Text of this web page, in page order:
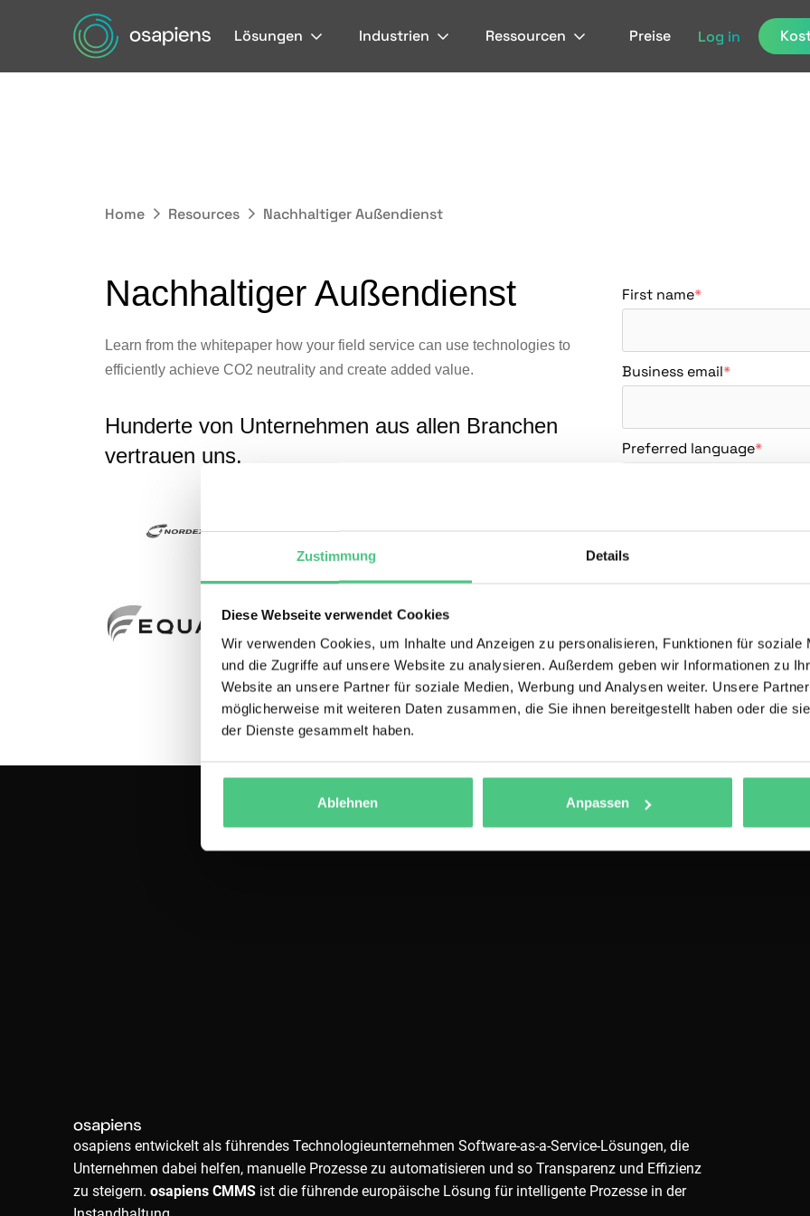
Zustimmung Details
Diese Webseite verwendet Cookies
Wir verwenden Cookies, um Inhalte und Anzeigen zu personalisieren, Funktionen für soziale
und die Zugriffe auf unsere Website zu analysieren. Außerdem geben wir Informationen zu
Website an unsere Partner für soziale Medien, Werbung und Analysen weiter. Unsere
möglicherweise mit weiteren Daten zusammen, die Sie ihnen bereitgestellt haben oder die
der Dienste gesammelt haben.
Ablehnen Anpassen
Lösungen Industrien Ressourcen Preise Log in
Home Resources Nachhaltiger Außendienst
Nachhaltiger Außendienst
Learn from the whitepaper how your field service can use technologies to
efficiently achieve CO2 neutrality and create added value.
Hunderte von Unternehmen aus allen Branchen
vertrauen uns.
First name*
Business email*
Preferred language*
I agree to receive the
newsletters with further
osapiens entwickelt als führendes Technologieunternehmen Software-as-a-Service-Lösungen, die
Unternehmen dabei helfen, manuelle Prozesse zu automatisieren und so Transparenz und Effizienz
zu steigern. osapiens CMMSist die führende europäische Lösung für intelligente Prozesse in der